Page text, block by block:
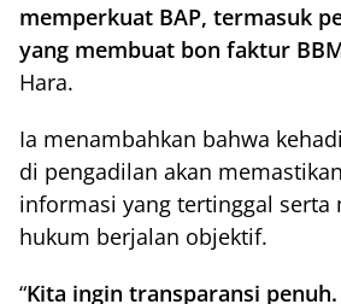
memperkuat BAP, termasuk
yang membuat bon faktur
Hara.
Ia menambahkan bahwa
di pengadilan akan
informasi yang tertinggal serta
hukum berjalan objektif.
“Kita ingin transparansi